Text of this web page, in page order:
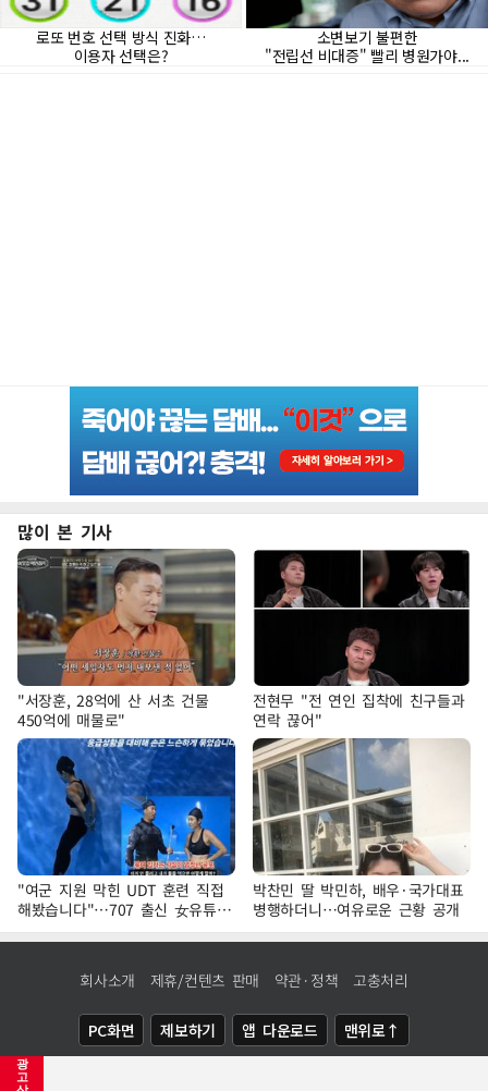
광
고
많이 본 기사
"서장훈, 28억에 산 서초 건물
450억에 매물로"
전현무 "전 연인 집착에 친구들과
연락 끊어"
"여군 지원 막힌 UDT 훈련 직접
해봤습니다"…707 출신 女유튜버
'완벽 소화'
박찬민 딸 박민하, 배우·국가대표
병행하더니…여유로운 근황 공개
회사소개 제휴/컨텐츠 판매 약관·정책 고충처리
PC화면 제보하기 앱 다운로드 맨위로↑